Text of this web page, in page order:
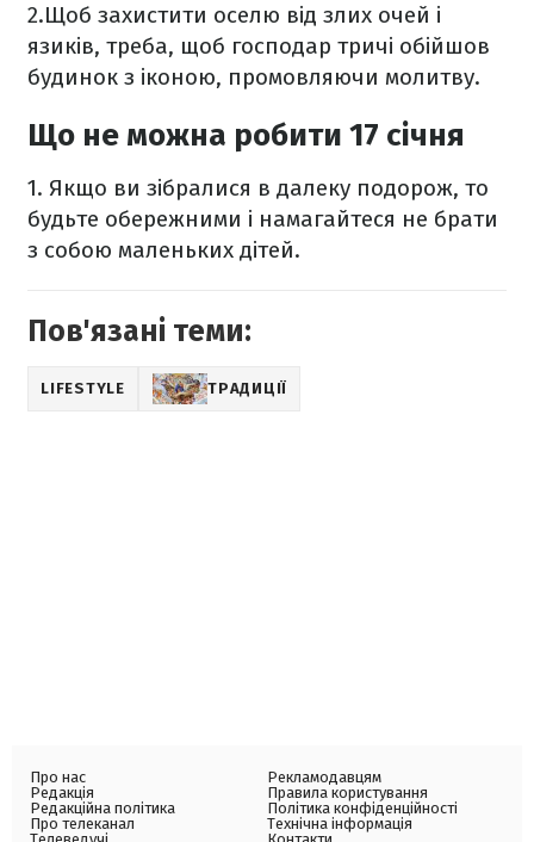
2.Щоб захистити оселю від злих очей і
язиків, треба, щоб господар тричі обійшов
будинок з іконою, промовляючи молитву.
Що не можна робити 17 січня
1. Якщо ви зібралися в далеку подорож, то
будьте обережними і намагайтеся не брати
з собою маленьких дітей.
Пов'язані теми:
LIFESTYLE ТРАДИЦІЇ
Про нас
Редакція
Редакційна політика
Про телеканал
Рекламодавцям
Правила користування
Політика конфіденційності
Технічна інформація